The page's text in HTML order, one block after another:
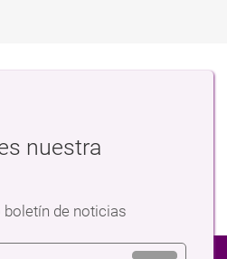
nuestra
de noticias